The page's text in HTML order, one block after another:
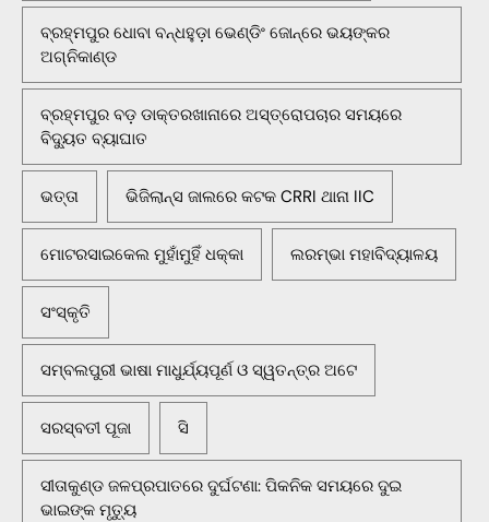
ବ୍ରହ୍ମପୁର ଧୋବା ବନ୍ଧହୁଡ଼ା ଭେଣ୍ଡିଂ ଜୋନ୍‌ରେ ଭୟଙ୍କର
ଅଗ୍ନିକାଣ୍ଡ
ବ୍ରହ୍ମପୁର ବଡ଼ ଡାକ୍ତରଖାନାରେ ଅସ୍ତ୍ରୋପଚାର ସମୟରେ
ବିଦ୍ୟୁତ ବ୍ୟାଘାତ
ଭତ୍ତା ଭିଜିଲାନ୍ସ ଜାଲରେ କଟକ CRRI ଥାନା IIC
ମୋଟରସାଇକେଲ ମୁହାଁମୁହିଁ ଧକ୍କା ଲରମ୍ଭା ମହାବିଦ୍ୟାଳୟ
ସଂସ୍କୃତି
ସମ୍ବଲପୁରୀ ଭାଷା ମାଧୁର୍ଯ୍ୟପୂର୍ଣ ଓ ସ୍ୱତନ୍ତ୍ର ଅଟେ
ସରସ୍ବତୀ ପୂଜା ସି
ସୀତାକୁଣ୍ଡ ଜଳପ୍ରପାତରେ ଦୁର୍ଘଟଣା: ପିକନିକ ସମୟରେ ଦୁଇ
ଭାଇଙ୍କ ମୃତ୍ୟୁ